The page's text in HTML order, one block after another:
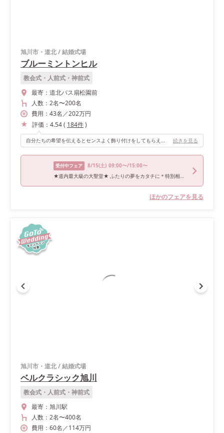
旭川市・道北/結婚式場
ブルーミントンヒル
教会式・人前式・神前式
最寄： 道北バス扇松園前
人数： 2名〜200名
費用： 43名 ／202万円
評価： 4.54( 184件)
自分たちの希望を伝えるとセンスよく飾り付けをしてもらえて良かったです。 続きを見る
受付中フェア 8/15(土) 09:00〜/15:00〜
★道内最大級の大聖堂★ ふたりの夢をカタチに＊特別相談フェア
ほかのフェアを見る
旭川市・道北/結婚式場
ベルクラシック旭川
教会式・人前式・神前式
最寄： 旭川駅
人数： 2名〜400名
費用： 60名 ／114万円